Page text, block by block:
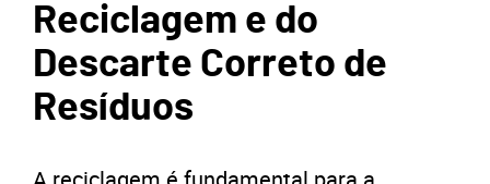
Reciclagem e do
Descarte Correto de
Resíduos